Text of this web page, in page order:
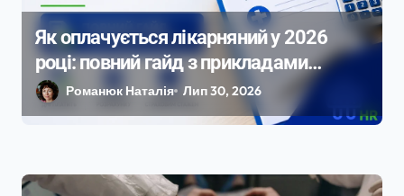
Як оплачується лікарняний у 2026
році: повний гайд з прикладами
розрахунку
Романюк Наталія Лип 30, 2026